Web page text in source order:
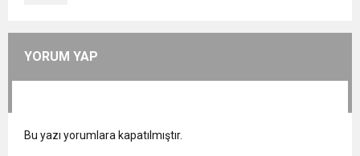
YORUM YAP
Bu yazı yorumlara kapatılmıştır.